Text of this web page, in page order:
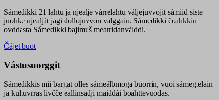
Sámedikki 21 lahtu ja njealje várrelahtu váljejuvvojit sámiid siste
juohke njealját jagi dollojuvvon válggain. Sámedikki čoahkkin
ovddasta Sámedikki bajimuš mearridanválddi.
Čájet buot
Vástusuorggit
Sámedikkis mii bargat olles sámeálbmoga buorrin, vuoi sámegielain
ja kultuvrras livčče eallinsadji maiddái boahttevuođas.